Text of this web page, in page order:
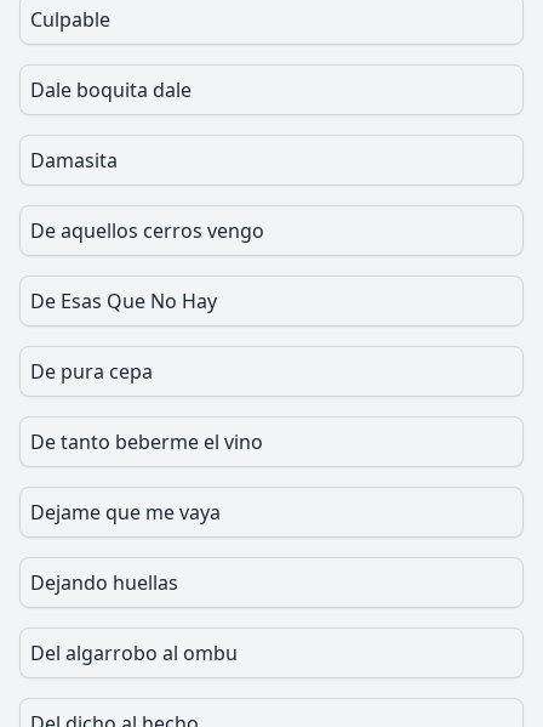
Culpable
Dale boquita dale
Damasita
De aquellos cerros vengo
De Esas Que No Hay
De pura cepa
De tanto beberme el vino
Dejame que me vaya
Dejando huellas
Del algarrobo al ombu